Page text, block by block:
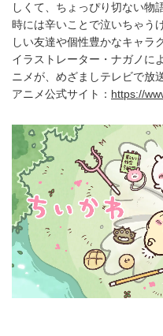
しくて、ちょっぴり切ない物語
時には辛いことで泣いちゃう
しい友達や個性豊かなキャラ
イラストレーター・ナガノに
ニメが、めざましテレビで放
アニメ公式サイト： https://